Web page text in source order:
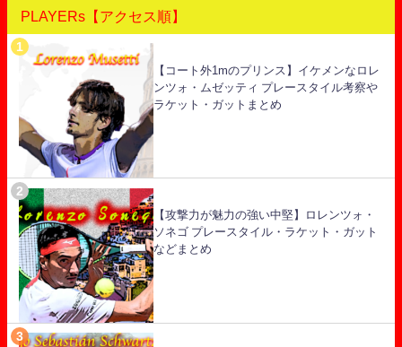
PLAYERs【アクセス順】
【コート外1mのプリンス】イケメンなロレ
ンツォ・ムゼッティ プレースタイル考察や
ラケット・ガットまとめ
【攻撃力が魅力の強い中堅】ロレンツォ・
ソネゴ プレースタイル・ラケット・ガット
などまとめ